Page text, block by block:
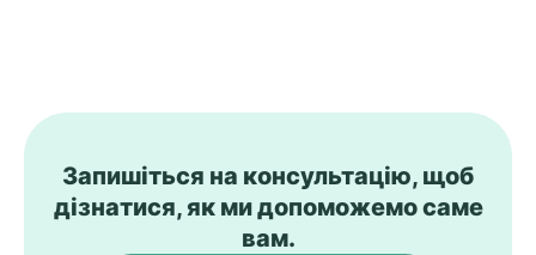
Запишіться на консультацію, щоб
дізнатися, як ми допоможемо саме
вам.